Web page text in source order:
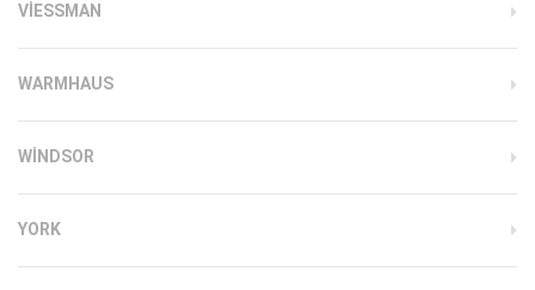
VIESSMAN
WARMHAUS
WINDSOR
YORK